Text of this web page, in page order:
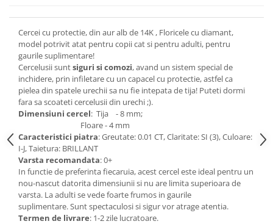
Cercei cu protectie, din aur alb de 14K , Floricele cu diamant,
model potrivit atat pentru copii cat si pentru adulti, pentru
gaurile suplimentare!
Cercelusii suntsiguri si comozi, avand un sistem special de
inchidere, prin infiletare cu un capacel cu protectie, astfel ca
pielea din spatele urechii sa nu fie intepata de tija! Puteti dormi
fara sa scoateti cercelusii din urechi ;).
Dimensiuni cercel: Tija - 8 mm;
Floare - 4 mm
Caracteristici piatra: Greutate: 0.01 CT, Claritate: SI (3), Culoare:
I-J, Taietura: BRILLANT
Varsta recomandata: 0+
In functie de preferinta fiecaruia, acest cercel este ideal pentru un
nou-nascut datorita dimensiunii si nu are limita superioara de
varsta. La adulti se vede foarte frumos in gaurile
suplimentare. Sunt spectaculosi si sigur vor atrage atentia.
Termen de livrare: 1-2 zile lucratoare.